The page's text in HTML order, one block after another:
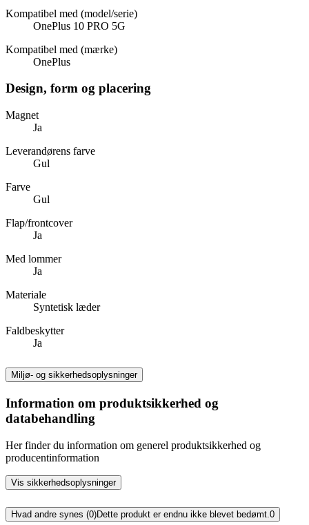
Kompatibel med (model/serie)
OnePlus 10 PRO 5G
Kompatibel med (mærke)
OnePlus
Design, form og placering
Magnet
Ja
Leverandørens farve
Gul
Farve
Gul
Flap/frontcover
Ja
Med lommer
Ja
Materiale
Syntetisk læder
Faldbeskytter
Ja
Miljø- og sikkerhedsoplysninger
Information om produktsikkerhed og
databehandling
Her finder du information om generel produktsikkerhed og
producentinformation
Vis sikkerhedsoplysninger
Hvad andre synes (0)Dette produkt er endnu ikke blevet bedømt.0